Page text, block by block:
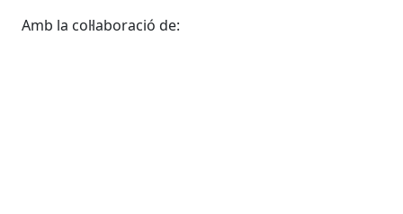
Amb la col·laboració de: